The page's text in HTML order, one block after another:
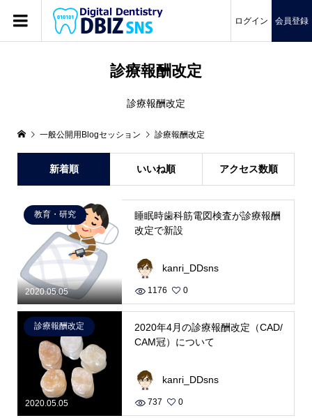
ログイン 会員登録
診療報酬改定
診療報酬改定
一般公開用Blogセッション 診療報酬改定
新着順 いいね順 アクセス数順
2020.05.05
教育・研究
睡眠時歯科筋電図検査が診療報酬
改定で新設
kanri_DDsns
1176 0
2020.05.05
診療報酬改定
2020年4月の診療報酬改定（CAD/
CAM冠）について
kanri_DDsns
737 0